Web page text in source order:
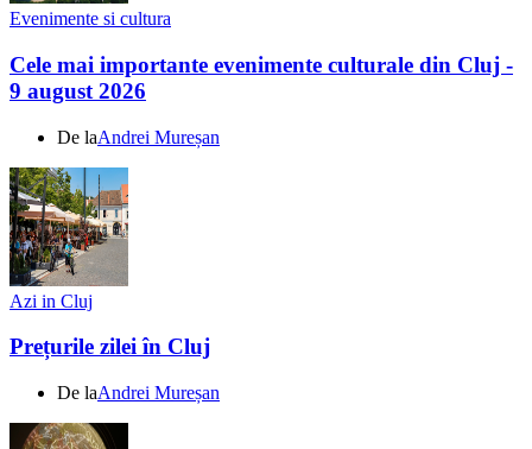
Evenimente si cultura
Cele mai importante evenimente culturale din Cluj -
9 august 2026
De laAndrei Mureșan
Azi in Cluj
Prețurile zilei în Cluj
De laAndrei Mureșan